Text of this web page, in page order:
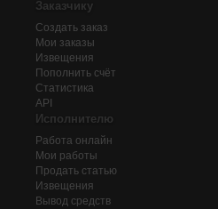
Заказчику
Создать заказ
Мои заказы
Извещения
Пополнить счёт
Статистика
API
Исполнителю
Работа онлайн
Мои работы
Продать статью
Извещения
Вывод средств